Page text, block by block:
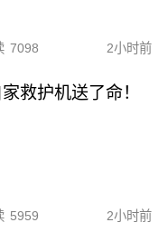
7098 2小时前
救护机送了命！
5959 2小时前